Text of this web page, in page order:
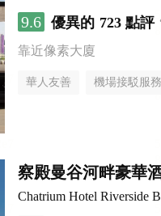
9.6 優異的 723 點評
靠近像素大廈
華人友善 機場接駁服務
察殿曼谷河畔豪華
Chatrium Hotel Riverside